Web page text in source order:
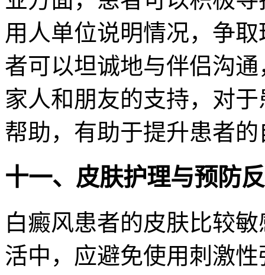
用人单位说明情况，争
者可以坦诚地与伴侣沟
家人和朋友的支持，对
帮助，有助于提升患者
十一、皮肤护理与预防
白癜风患者的皮肤比较
活中，应避免使用刺激